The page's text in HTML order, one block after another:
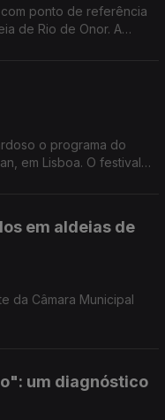
ponto de referência
de Rio de Onor. A
o programa do
em Lisboa. O festival
em aldeias de
da Câmara Municipal
um diagnóstico